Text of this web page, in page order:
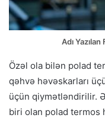
Adı
Özəl ola bilən polad
qəhvə həvəskarları
üçün qiymətləndirilir.
biri olan polad termos